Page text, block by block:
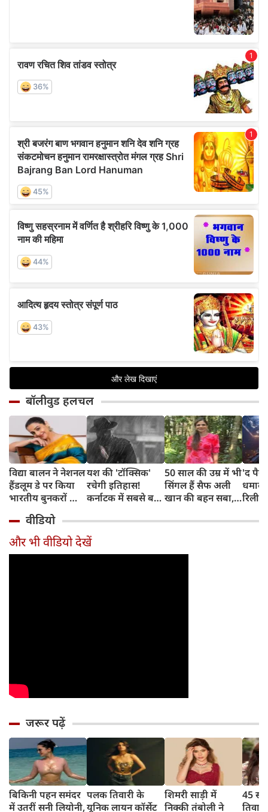
बॉलीवुड हलचल
विद्या बालन ने नेशनल
हैंडलूम डे पर किया
भारतीय बुनकरों को
सलाम, बोलीं- हर
हैंडलूम सिल्क साड़ी
अपने आप में है
अनोखी
यश की 'टॉक्सिक'
रचेगी इतिहास!
कर्नाटक में सबसे बड़ी
पहले दिन रिकॉर्ड
स्क्रीनिंग्स का दावा
50 साल की उम्र में भी
सिंगल हैं सैफ अली
खान की बहन सबा,
की असली वजह
'द
नेता,
वीडियो
और भी वीडियो देखें
जरूर पढ़ें
बिकिनी पहन समंदर
में उतरीं सनी लियोनी,
पलक तिवारी के
यूनिक लायन कॉर्सेट
शिमरी साड़ी में
निक्की तंबोली ने
45